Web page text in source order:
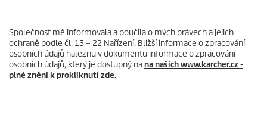
Společnost mě informovala a poučila o mých právech a jejich
ochraně podle čl. 13 – 22 Nařízení. Bližší informace o zpracování
osobních údajů naleznu v dokumentu informace o zpracování
osobních údajů, který je dostupný nana našich www.karcher.cz -
plné znění k prokliknutí zde.